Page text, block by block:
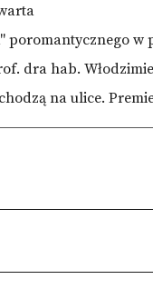
poromantycznego w
dra hab.
na ulice.